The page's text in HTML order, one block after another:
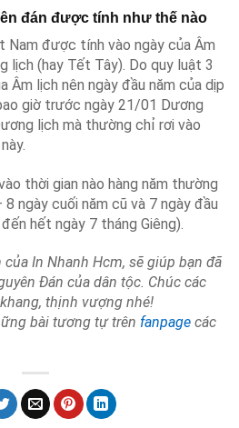
đán được tính như thế nào
Nam được tính vào ngày của Âm
lịch (hay Tết Tây). Do quy luật 3
Âm lịch nên ngày đầu năm của dịp
giờ trước ngày 21/01 Dương
lịch mà thường chỉ rơi vào
thời gian nào hàng năm thường
ngày cuối năm cũ và 7 ngày đầu
hết ngày 7 tháng Giêng).
In Nhanh Hcm, sẽ giúp bạn đã
Đán của dân tộc. Chúc các
thịnh vượng nhé!
bài tương tự trên fanpage các